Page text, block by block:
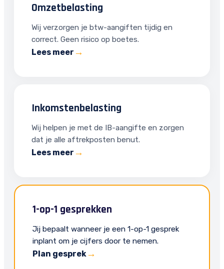
Omzetbelasting
Wij verzorgen je btw-aangiften tijdig en
correct. Geen risico op boetes.
Lees meer
Inkomstenbelasting
Wij helpen je met de IB-aangifte en zorgen
dat je alle aftrekposten benut.
Lees meer
1-op-1 gesprekken
Jij bepaalt wanneer je een 1-op-1 gesprek
inplant om je cijfers door te nemen.
Plan gesprek